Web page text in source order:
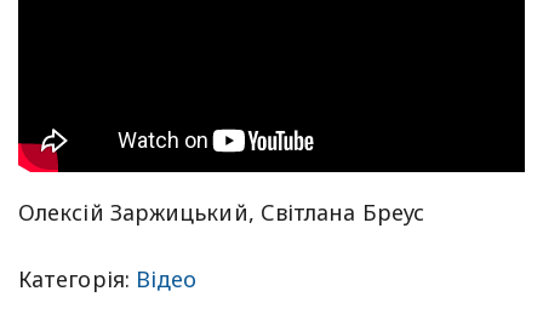
Олексій Заржицький, Світлана Бреус
Категорія: Відео